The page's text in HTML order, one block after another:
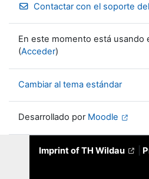
Contactar con el soporte
En este momento está usando
(Acceder)
Cambiar al tema estándar
Desarrollado por Moodle
Imprint of TH Wildau